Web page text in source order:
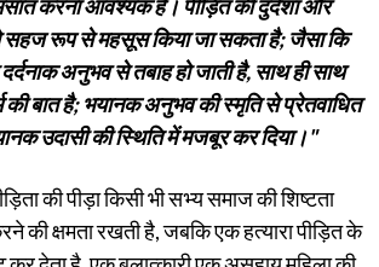
करना आवश्यक है। पीड़ित की दुर्दशा और
रूप से महसूस किया जा सकता है; जैसा कि
दर्दनाक अनुभव से तबाह हो जाती है, साथ ही साथ
की बात है; भयानक अनुभव की स्मृति से प्रेतवाधित
उदासी की स्थिति में मजबूर कर दिया।"
की पीड़ा किसी भी सभ्य समाज की शिष्टता
की क्षमता रखती है, जबकि एक हत्यारा पीड़ित के